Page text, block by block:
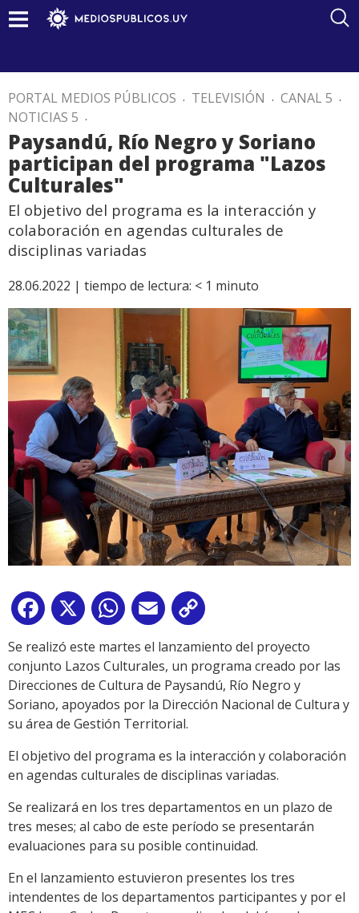
PORTAL MEDIOS PÚBLICOS . TELEVISIÓN . CANAL 5 .
NOTICIAS 5 .
Paysandú, Río Negro y Soriano
participan del programa "Lazos
Culturales"
El objetivo del programa es la interacción y
colaboración en agendas culturales de
disciplinas variadas
28.06.2022 | tiempo de lectura: < 1 minuto
Facebook
X WhatsApp
Email
Link
Se realizó este martes el lanzamiento del proyecto
conjunto Lazos Culturales, un programa creado por las
Direcciones de Cultura de Paysandú, Río Negro y
Soriano, apoyados por la Dirección Nacional de Cultura y
su área de Gestión Territorial.
El objetivo del programa es la interacción y colaboración
en agendas culturales de disciplinas variadas.
Se realizará en los tres departamentos en un plazo de
tres meses; al cabo de este período se presentarán
evaluaciones para su posible continuidad.
En el lanzamiento estuvieron presentes los tres
intendentes de los departamentos participantes y por el